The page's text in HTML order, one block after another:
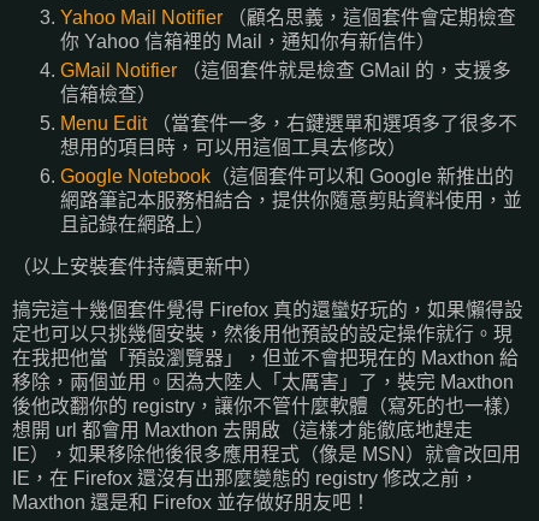
Yahoo Mail Notifier
（顧名思義，這個套件會定期檢查
你 Yahoo 信箱裡的 Mail，通知你有新信件）
GMail Notifier
（這個套件就是檢查 GMail 的，支援多
信箱檢查）
Menu Edit（當套件一多，右鍵選單和選項多了很多不
想用的項目時，可以用這個工具去修改）
Google Notebook （這個套件可以和 Google 新推出的
網路筆記本服務相結合，提供你隨意剪貼資料使用，並
且記錄在網路上）
（以上安裝套件持續更新中）
搞完這十幾個套件覺得 Firefox 真的還蠻好玩的，如果懶得設
定也可以只挑幾個安裝，然後用他預設的設定操作就行。現
在我把他當「預設瀏覽器」，但並不會把現在的 Maxthon 給
移除，兩個並用。因為大陸人「太厲害」了，裝完 Maxthon
後他改翻你的 registry，讓你不管什麼軟體（寫死的也一樣）
想開 url 都會用 Maxthon 去開啟（這樣才能徹底地趕走
IE），如果移除他後很多應用程式（像是 MSN）就會改回用
IE，在 Firefox 還沒有出那麼變態的 registry 修改之前，
Maxthon 還是和 Firefox 並存做好朋友吧！